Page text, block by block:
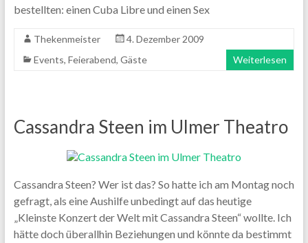
bestellten: einen Cuba Libre und einen Sex
Thekenmeister
4. Dezember 2009
Events, Feierabend, Gäste Weiterlesen
Cassandra Steen im Ulmer Theatro
Cassandra Steen? Wer ist das? So hatte ich am Montag noch
gefragt, als eine Aushilfe unbedingt auf das heutige
„Kleinste Konzert der Welt mit Cassandra Steen“ wollte. Ich
hätte doch überallhin Beziehungen und könnte da bestimmt